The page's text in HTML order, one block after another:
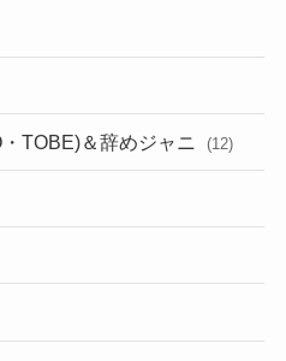
TOBE)＆辞めジャニ (12)